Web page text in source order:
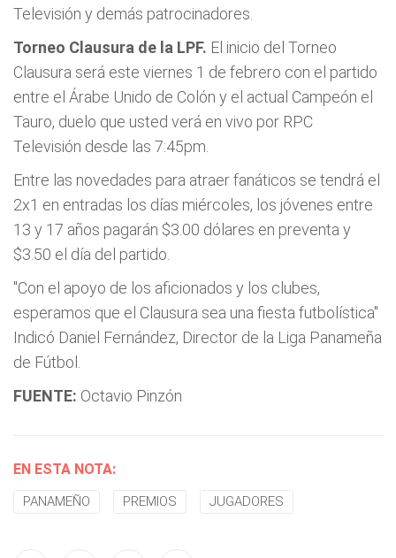
Televisión y demás patrocinadores.
Torneo Clausura de la LPF. El inicio del Torneo
Clausura será este viernes 1 de febrero con el partido
entre el Árabe Unido de Colón y el actual Campeón el
Tauro, duelo que usted verá en vivo por RPC
Televisión desde las 7:45pm.
Entre las novedades para atraer fanáticos se tendrá el
2x1 en entradas los días miércoles, los jóvenes entre
13 y 17 años pagarán $3.00 dólares en preventa y
$3.50 el día del partido.
"Con el apoyo de los aficionados y los clubes,
esperamos que el Clausura sea una fiesta futbolística"
Indicó Daniel Fernández, Director de la Liga Panameña
de Fútbol.
FUENTE: Octavio Pinzón
EN ESTA NOTA:
PANAMEÑO PREMIOS JUGADORES